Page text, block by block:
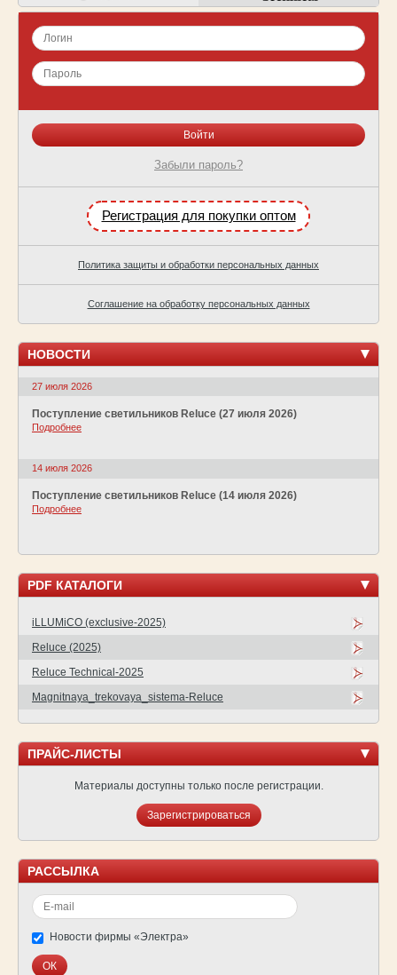
Забыли пароль?
Регистрация для покупки оптом
Политика защиты и обработки персональных данных
Соглашение на обработку персональных данных
НОВОСТИ
27 июля 2026
Поступление светильников Reluce (27 июля 2026)
Подробнее
14 июля 2026
Поступление светильников Reluce (14 июля 2026)
Подробнее
PDF КАТАЛОГИ
iLLUMiCO (exclusive-2025)
Reluce (2025)
Reluce Technical-2025
Magnitnaya_trekovaya_sistema-Reluce
ПРАЙС-ЛИСТЫ
Материалы доступны только после регистрации.
Зарегистрироваться
РАССЫЛКА
Новости фирмы «Электра»